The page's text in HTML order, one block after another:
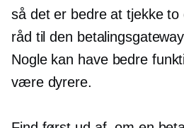
så det er bedre at tjekke
råd til den
Nogle kan have bedre
være dyrere.